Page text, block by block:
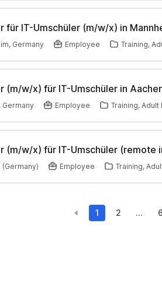
für IT-Umschüler (m/w/x) in
Germany Employee Training,
(m/w/x) für IT-Umschüler in
Germany Employee Training, Adult
(m/w/x) für IT-Umschüler (remote
Employee Training,
1 2 ... 6